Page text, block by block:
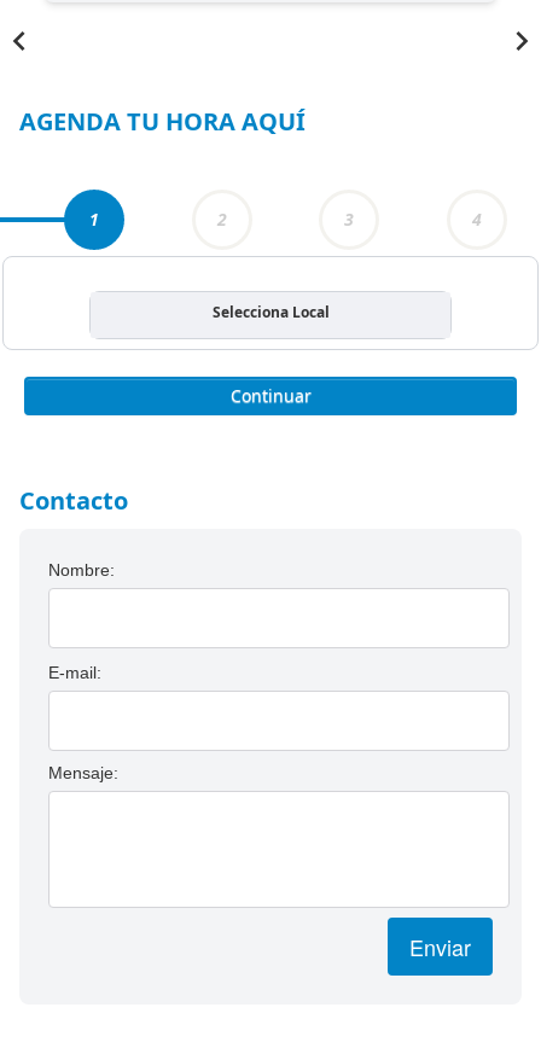
AGENDA TU HORA AQUÍ
1 2 3 4
Selecciona Local
Continuar
Contacto
Nombre:
E-mail:
Mensaje:
Enviar